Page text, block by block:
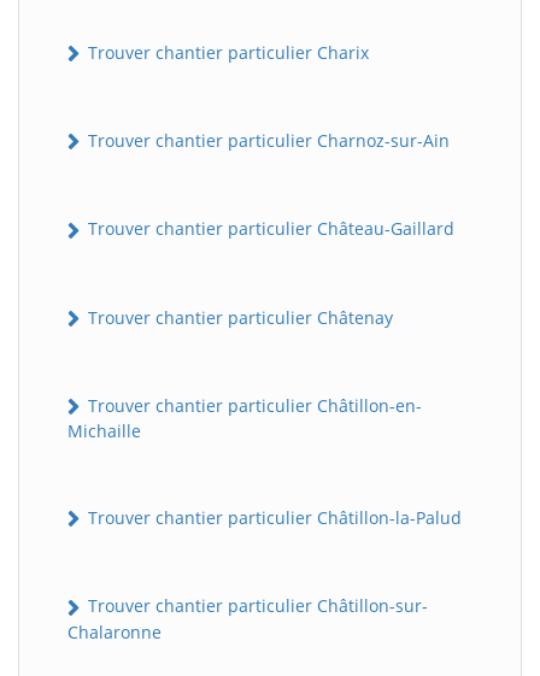
Trouver chantier particulier Charix
Trouver chantier particulier Charnoz-sur-Ain
Trouver chantier particulier Château-Gaillard
Trouver chantier particulier Châtenay
Trouver chantier particulier Châtillon-en-
Michaille
Trouver chantier particulier Châtillon-la-Palud
Trouver chantier particulier Châtillon-sur-
Chalaronne